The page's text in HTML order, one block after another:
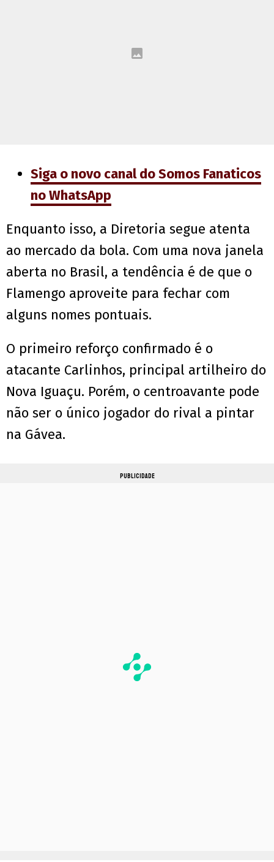
Siga o novo canal do Somos Fanaticos
no WhatsApp
Enquanto isso, a Diretoria segue atenta
ao mercado da bola. Com uma nova janela
aberta no Brasil, a tendência é de que o
Flamengo aproveite para fechar com
alguns nomes pontuais.
O primeiro reforço confirmado é o
atacante Carlinhos, principal artilheiro do
Nova Iguaçu. Porém, o centroavante pode
não ser o único jogador do rival a pintar
na Gávea.
PUBLICIDADE